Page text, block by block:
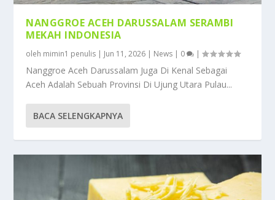
NANGGROE ACEH DARUSSALAM SERAMBI
MEKAH INDONESIA
oleh mimin1 penulis | Jun 11, 2026 | News | 0 |
Nanggroe Aceh Darussalam Juga Di Kenal Sebagai
Aceh Adalah Sebuah Provinsi Di Ujung Utara Pulau...
BACA SELENGKAPNYA